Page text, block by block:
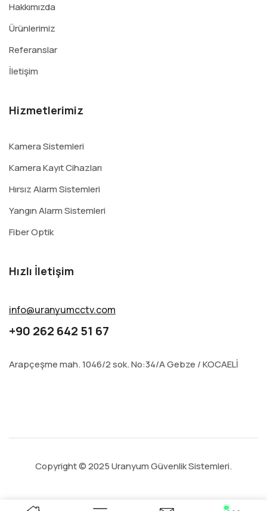
Hakkımızda
Ürünlerimiz
Referanslar
İletişim
Hizmetlerimiz
Kamera Sistemleri
Kamera Kayıt Cihazları
Hırsız Alarm Sistemleri
Yangın Alarm Sistemleri
Fiber Optik
Hızlı İletişim
info@uranyumcctv.com
+90 262 642 51 67
Arapçeşme mah. 1046/2 sok. No:34/A Gebze / KOCAELİ
Copyright © 2025 Uranyum Güvenlik Sistemleri.